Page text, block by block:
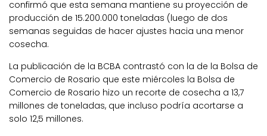
confirmó que esta semana mantiene su proyección de
producción de 15.200.000 toneladas (luego de dos
semanas seguidas de hacer ajustes hacia una menor
cosecha.
La publicación de la BCBA contrastó con la de la Bolsa de
Comercio de Rosario que este miércoles la Bolsa de
Comercio de Rosario hizo un recorte de cosecha a 13,7
millones de toneladas, que incluso podría acortarse a
solo 12,5 millones.